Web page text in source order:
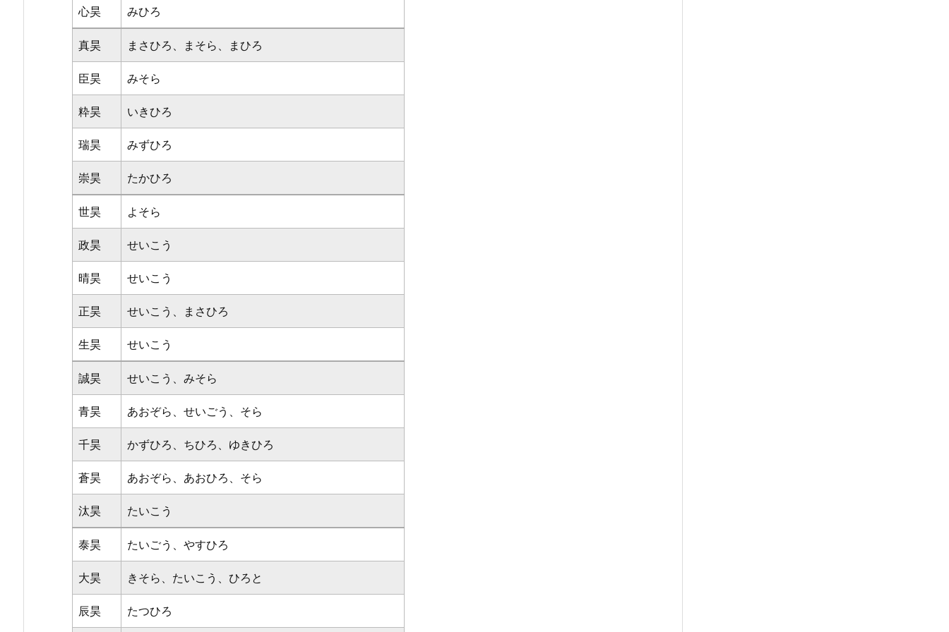
心昊 みひろ
真昊 まさひろ、まそら、まひろ
臣昊 みそら
粋昊 いきひろ
瑞昊 みずひろ
崇昊 たかひろ
世昊 よそら
政昊 せいこう
晴昊 せいこう
正昊 せいこう、まさひろ
生昊 せいこう
誠昊 せいこう、みそら
青昊 あおぞら、せいごう、そら
千昊 かずひろ、ちひろ、ゆきひろ
蒼昊 あおぞら、あおひろ、そら
汰昊 たいこう
泰昊 たいごう、やすひろ
大昊 きそら、たいこう、ひろと
辰昊 たつひろ